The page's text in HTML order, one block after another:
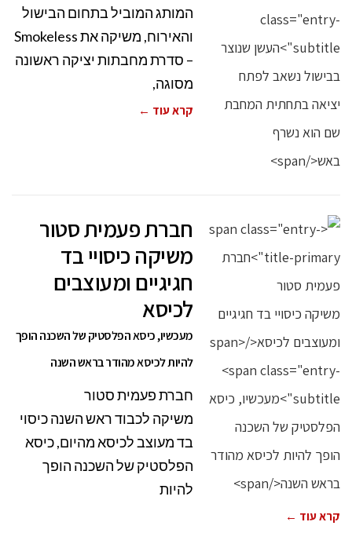
המותג המוביל בתחום הבישול
והאירוח, משיקה את Smokeless
– סדרת מחבתות יציקה ראשונה
מסוגה,
קרא עוד ←
חברת פעמית סטור
משיקה כיסויי בד
חגיגיים ומעוצבים
לכיסא
מעכשיו, כיסא הפלסטיק של השכנה הופך
להיות לכיסא מהודר בראש השנה
חברת פעמית סטור
משיקה לכבוד ראש השנה כיסוי
בד מעוצב לכיסא מהיום, כיסא
הפלסטיק של השכנה הופך
להיות
קרא עוד ←